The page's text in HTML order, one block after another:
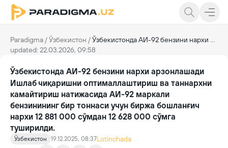
Paradigma /Ўзбекистон /Ўзбекистонда АИ-92 бензини нархи арзонлашади
updated: 22.03.2026, 09:58
Ўзбекистонда АИ-92 бензини нархи арзонлашади
Ишлаб чиқаришни оптималлаштириш ва таннархни
камайтириш натижасида АИ-92 маркали
бензинининг бир тоннаси учун биржа бошланғич
нархи 12 881 000 сўмдан 12 628 000 сўмга
туширилди.
Ўзбекистон 19.12.2025, 08:37Lotinchada